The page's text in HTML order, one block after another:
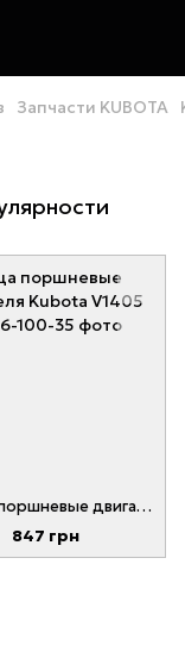
Запчасти KUBOTA
Кольца поршневые двигателя Kubota V1405 STD
847 грн